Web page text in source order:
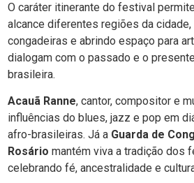
O caráter itinerante do festival
alcance diferentes regiões da
congadeiras e abrindo espaço para
dialogam com o passado e o
brasileira.
Acauã Ranne, cantor, compositor e
influências do blues, jazz e pop em
afro-brasileiras. Já a Guarda de
Rosário mantém viva a tradição dos
celebrando fé, ancestralidade e